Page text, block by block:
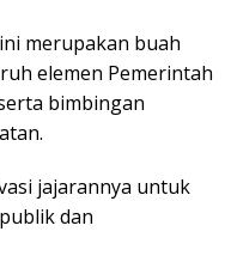
merupakan buah
elemen Pemerintah
bimbingan
jajarannya untuk
dan